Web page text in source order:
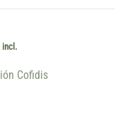
incl.
Cofidis